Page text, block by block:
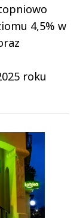
4,5% w
roku